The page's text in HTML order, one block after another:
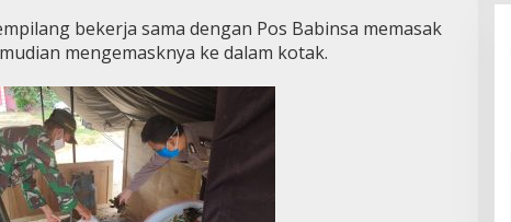
bekerja sama dengan Pos Babinsa memasak
mengemasknya ke dalam kotak.